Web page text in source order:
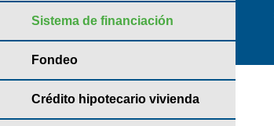
Sistema de financiación
Fondeo
Crédito hipotecario vivienda